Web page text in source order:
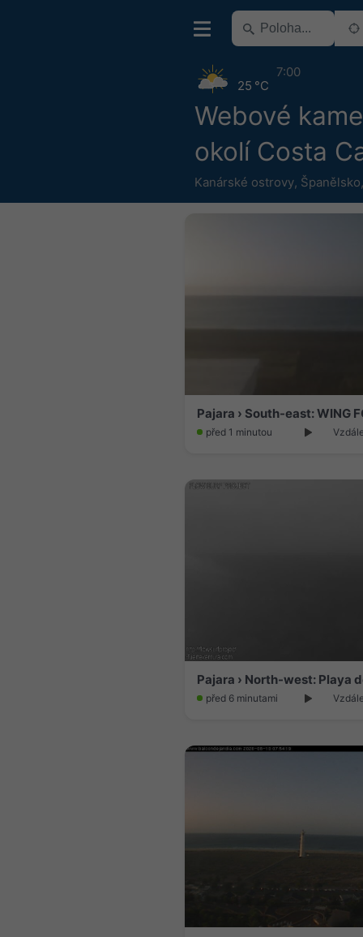
Webové
okolí Costa
Kanárské ostrovy, Španělsko
25 °C
7:00
před 1 minutou
před 6 minutami